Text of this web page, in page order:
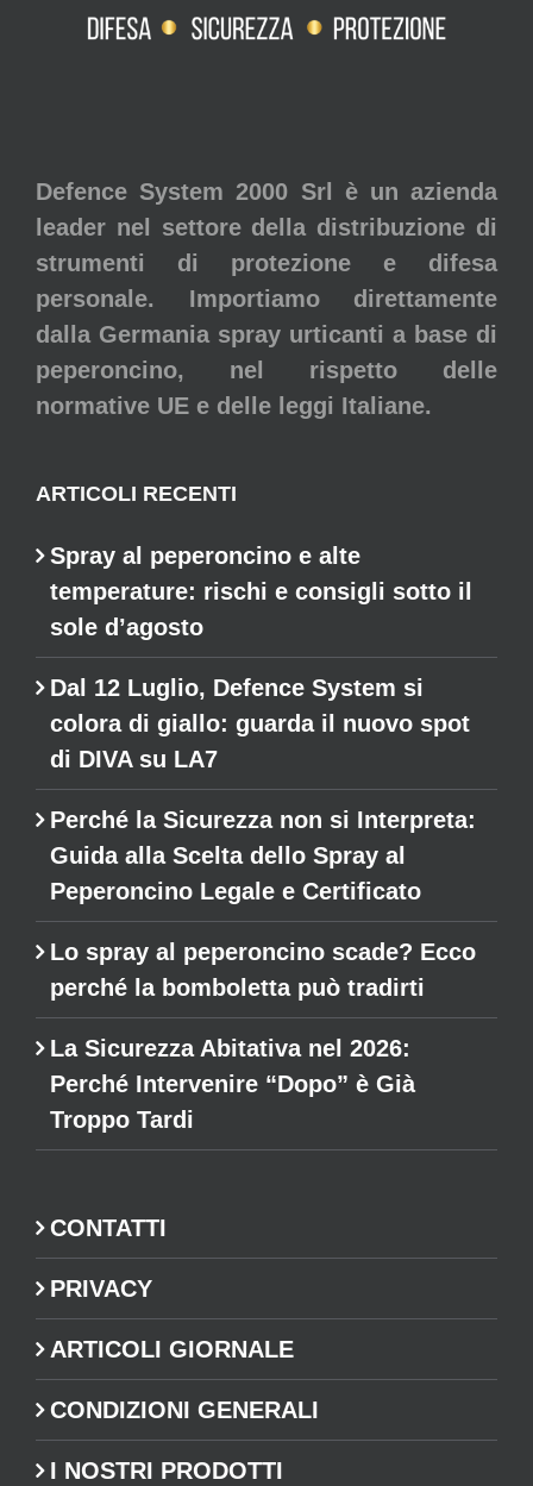
Defence System 2000 Srl è un azienda
leader nel settore della distribuzione di
strumenti di protezione e difesa
personale. Importiamo direttamente
dalla Germania spray urticanti a base di
peperoncino, nel rispetto delle
normative UE e delle leggi Italiane.
ARTICOLI RECENTI
Spray al peperoncino e alte
temperature: rischi e consigli sotto il
sole d’agosto
Dal 12 Luglio, Defence System si
colora di giallo: guarda il nuovo spot
di DIVA su LA7
Perché la Sicurezza non si Interpreta:
Guida alla Scelta dello Spray al
Peperoncino Legale e Certificato
Lo spray al peperoncino scade? Ecco
perché la bomboletta può tradirti
La Sicurezza Abitativa nel 2026:
Perché Intervenire “Dopo” è Già
Troppo Tardi
CONTATTI
PRIVACY
ARTICOLI GIORNALE
CONDIZIONI GENERALI
I NOSTRI PRODOTTI